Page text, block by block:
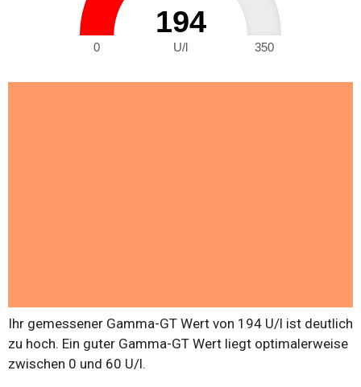
194
U/l
0 350
Ihr gemessener Gamma-GT Wert von 194 U/l ist deutlich
zu hoch. Ein guter Gamma-GT Wert liegt optimalerweise
zwischen 0 und 60 U/l.